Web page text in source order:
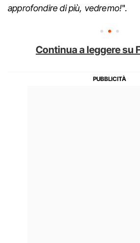
approfondire di più, vedremo!".
Continua a leggere su